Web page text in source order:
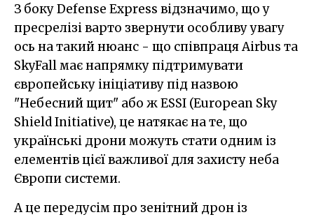
З боку Defense Express відзначимо, що у
пресрелізі варто звернути особливу увагу
ось на такий нюанс - що співпраця Airbus та
SkyFall має напрямку підтримувати
європейську ініціативу під назвою
"Небесний щит" або ж ESSI (European Sky
Shield Initiative), це натякає на те, що
українські дрони можуть стати одним із
елементів цієї важливої для захисту неба
Європи системи.
А це передусім про зенітний дрон із